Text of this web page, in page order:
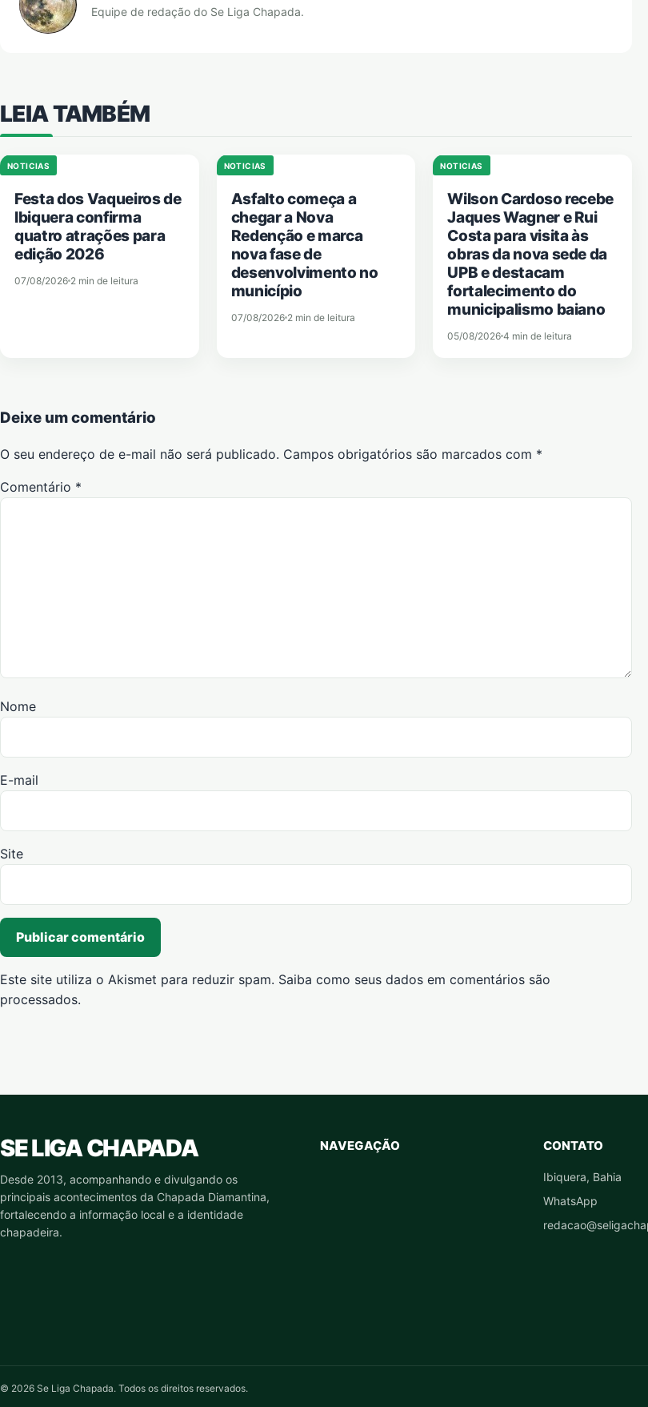
Equipe de redação do Se Liga Chapada.
LEIA TAMBÉM
NOTICIAS
Festa dos Vaqueiros de
Ibiquera confirma
quatro atrações para
edição 2026
07/08/2026 2 min de leitura
NOTICIAS
Asfalto começa a
chegar a Nova
Redenção e marca
nova fase de
desenvolvimento no
município
07/08/2026 2 min de leitura
NOTICIAS
Wilson Cardoso recebe
Jaques Wagner e Rui
Costa para visita às
obras da nova sede da
UPB e destacam
fortalecimento do
municipalismo baiano
05/08/2026 4 min de leitura
Deixe um comentário
O seu endereço de e-mail não será publicado. Campos obrigatórios são marcados com *
Comentário *
Nome
E-mail
Site
Este site utiliza o Akismet para reduzir spam. Saiba como seus dados em comentários são
processados.
SE LIGA CHAPADA
Desde 2013, acompanhando e divulgando os
principais acontecimentos da Chapada Diamantina,
fortalecendo a informação local e a identidade
chapadeira.
NAVEGAÇÃO CONTATO
Ibiquera, Bahia
WhatsApp
© 2026 Se Liga Chapada. Todos os direitos reservados.